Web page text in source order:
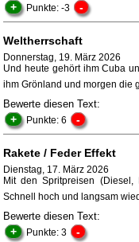
+ Punkte: -3 -
Weltherrschaft
Donnerstag, 19. März 2026
Und heute gehört ihm Cuba
ihm Grönland und morgen die
Bewerte diesen Text:
+ Punkte: 6 -
Rakete / Feder Effekt
Dienstag, 17. März 2026
Mit den Spritpreisen
Schnell hoch und langsam
Bewerte diesen Text:
+ Punkte: 3 -